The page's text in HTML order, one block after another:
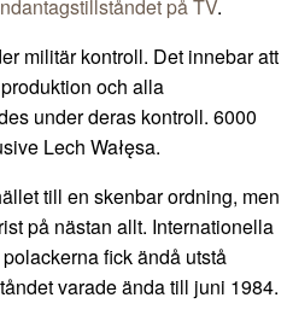
på TV.
militär kontroll. Det innebar att
och alla
under deras kontroll. 6000
Lech Wałęsa.
till en skenbar ordning, men
på nästan allt. Internationella
fick ändå utstå
varade ända till juni 1984.